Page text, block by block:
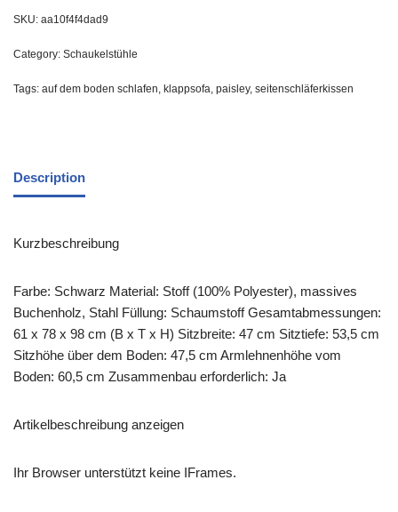
SKU: aa10f4f4dad9
Category: Schaukelstühle
Tags: auf dem boden schlafen, klappsofa, paisley, seitenschläferkissen
Description
Kurzbeschreibung
Farbe: Schwarz Material: Stoff (100% Polyester), massives
Buchenholz, Stahl Füllung: Schaumstoff Gesamtabmessungen:
61 x 78 x 98 cm (B x T x H) Sitzbreite: 47 cm Sitztiefe: 53,5 cm
Sitzhöhe über dem Boden: 47,5 cm Armlehnenhöhe vom
Boden: 60,5 cm Zusammenbau erforderlich: Ja
Artikelbeschreibung anzeigen
Ihr Browser unterstützt keine IFrames.